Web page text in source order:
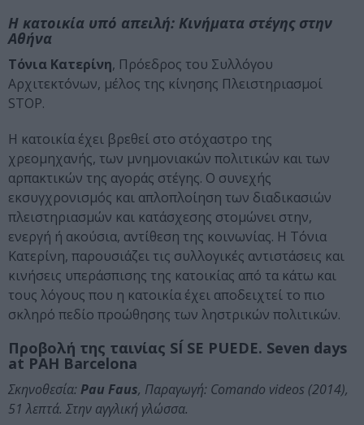
Η κατοικία υπό απειλή: Κινήματα στέγης στην
Αθήνα
Τόνια Κατερίνη, Πρόεδρος του Συλλόγου
Αρχιτεκτόνων, μέλος της κίνησης Πλειστηριασμοί
STOP.
Η κατοικία έχει βρεθεί στο στόχαστρο της
χρεομηχανής, των μνημονιακών πολιτικών και των
αρπακτικών της αγοράς στέγης. Ο συνεχής
εκσυγχρονισμός και απλοπλοίηση των διαδικασιών
πλειστηριασμών και κατάσχεσης στομώνει στην,
ενεργή ή ακούσια, αντίθεση της κοινωνίας. Η Τόνια
Κατερίνη, παρουσιάζει τις συλλογικές αντιστάσεις και
κινήσεις υπεράσπισης της κατοικίας από τα κάτω και
τους λόγους που η κατοικία έχει αποδειχτεί το πιο
σκληρό πεδίο προώθησης των ληστρικών πολιτικών.
Προβολή της ταινίας SÍ SE PUEDE. Seven days
at PAH Barcelona
Σκηνοθεσία: Pau Faus, Παραγωγή: Comando videos (2014),
51 λεπτά. Στην αγγλική γλώσσα.